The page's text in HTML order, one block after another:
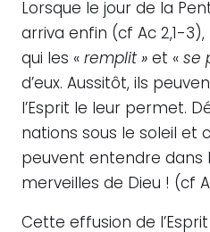
Lorsque le jour de la
arriva enfin (cf Ac 2,1-
qui les « remplit» et « se
d’eux. Aussitôt, ils
l’Esprit le leur permet.
nations sous le soleil et
peuvent entendre dans
merveilles de Dieu ! (cf
Cette effusion de